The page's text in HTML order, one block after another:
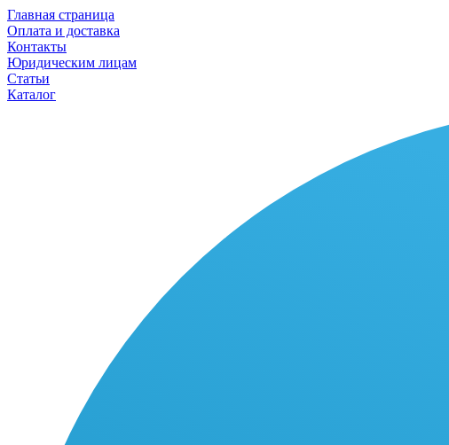
Главная страница
Оплата и доставка
Контакты
Юридическим лицам
Статьи
Каталог